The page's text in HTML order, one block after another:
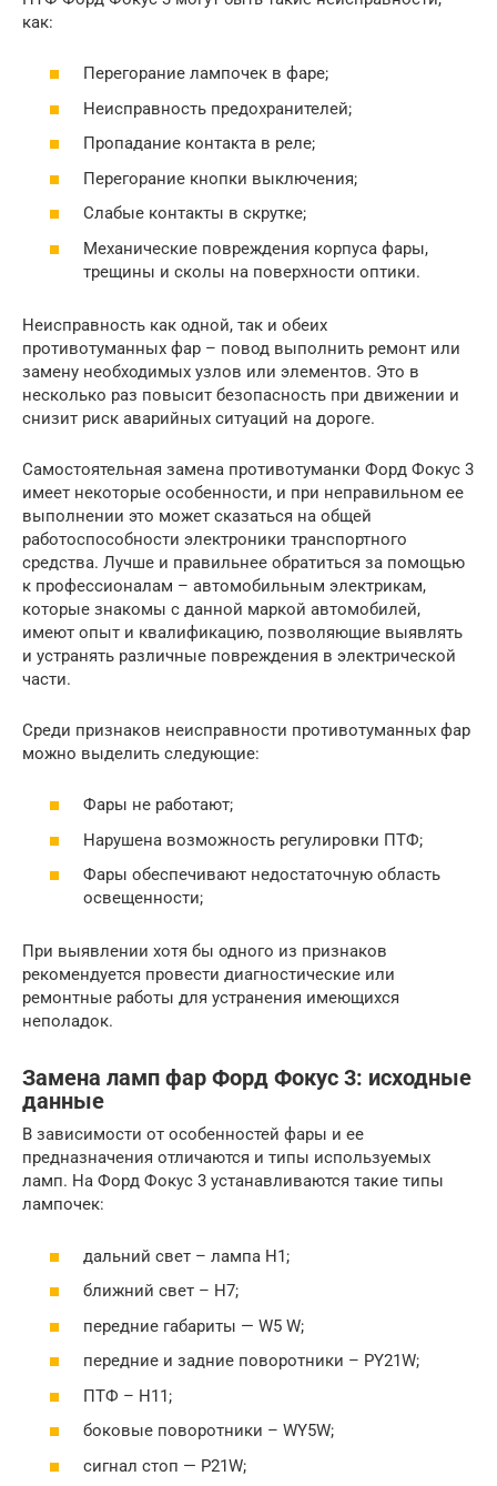
как:
Перегорание лампочек в фаре;
Неисправность предохранителей;
Пропадание контакта в реле;
Перегорание кнопки выключения;
Слабые контакты в скрутке;
Механические повреждения корпуса фары,
трещины и сколы на поверхности оптики.
Неисправность как одной, так и обеих
противотуманных фар – повод выполнить ремонт или
замену необходимых узлов или элементов. Это в
несколько раз повысит безопасность при движении и
снизит риск аварийных ситуаций на дороге.
Самостоятельная замена противотуманки Форд Фокус 3
имеет некоторые особенности, и при неправильном ее
выполнении это может сказаться на общей
работоспособности электроники транспортного
средства. Лучше и правильнее обратиться за помощью
к профессионалам – автомобильным электрикам,
которые знакомы с данной маркой автомобилей,
имеют опыт и квалификацию, позволяющие выявлять
и устранять различные повреждения в электрической
части.
Среди признаков неисправности противотуманных фар
можно выделить следующие:
Фары не работают;
Нарушена возможность регулировки ПТФ;
Фары обеспечивают недостаточную область
освещенности;
При выявлении хотя бы одного из признаков
рекомендуется провести диагностические или
ремонтные работы для устранения имеющихся
неполадок.
Замена ламп фар Форд Фокус 3: исходные
данные
В зависимости от особенностей фары и ее
предназначения отличаются и типы используемых
ламп. На Форд Фокус 3 устанавливаются такие типы
лампочек:
дальний свет – лампа H1;
ближний свет – H7;
передние габариты — W5 W;
передние и задние поворотники – PY21W;
ПТФ – H11;
боковые поворотники – WY5W;
сигнал стоп — P21W;